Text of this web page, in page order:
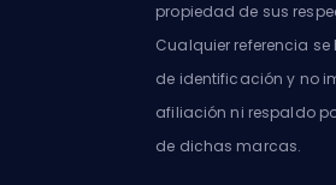
propiedad de sus
Cualquier referencia
de identificación y no
afiliación ni respaldo
de dichas marcas.